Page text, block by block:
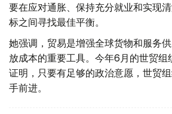
要在应对通胀、保持充分就业和实现
标之间寻找最佳平衡。
她强调，贸易是增强全球货物和服务
放成本的重要工具。今年6月的世贸组
证明，只要有足够的政治意愿，世贸
手前进。